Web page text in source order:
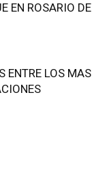
EN ROSARIO DE
ENTRE LOS MAS